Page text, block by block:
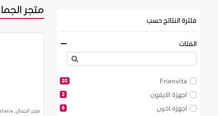
فلترة النتائج حسب
الفئات
Frienvita
20
اجهزة الايفون 2
أجهزه اخرى 6
متجر
متجر الجمال, Anastasia